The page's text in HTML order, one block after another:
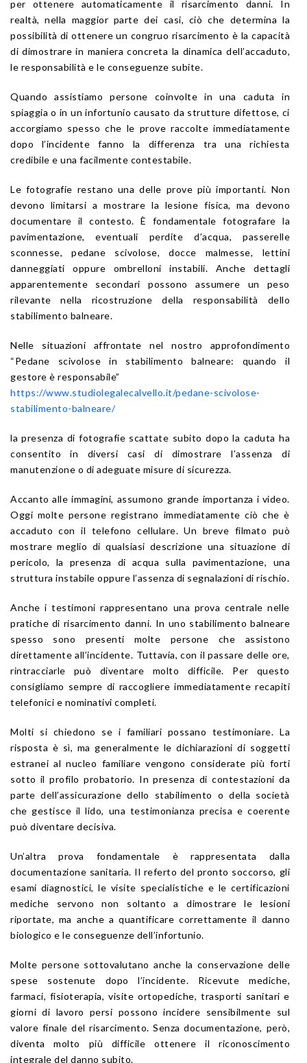
per ottenere automaticamente il risarcimento danni. In
realtà, nella maggior parte dei casi, ciò che determina la
possibilità di ottenere un congruo risarcimento è la capacità
di dimostrare in maniera concreta la dinamica dell’accaduto,
le responsabilità e le conseguenze subite.
Quando assistiamo persone coinvolte in una caduta in
spiaggia o in un infortunio causato da strutture difettose, ci
accorgiamo spesso che le prove raccolte immediatamente
dopo l’incidente fanno la differenza tra una richiesta
credibile e una facilmente contestabile.
Le fotografie restano una delle prove più importanti. Non
devono limitarsi a mostrare la lesione fisica, ma devono
documentare il contesto. È fondamentale fotografare la
pavimentazione, eventuali perdite d’acqua, passerelle
sconnesse, pedane scivolose, docce malmesse, lettini
danneggiati oppure ombrelloni instabili. Anche dettagli
apparentemente secondari possono assumere un peso
rilevante nella ricostruzione della responsabilità dello
stabilimento balneare.
Nelle situazioni affrontate nel nostro approfondimento
“Pedane scivolose in stabilimento balneare: quando il
gestore è responsabile”
https://www.studiolegalecalvello.it/pedane-scivolose-
stabilimento-balneare/
la presenza di fotografie scattate subito dopo la caduta ha
consentito in diversi casi di dimostrare l’assenza di
manutenzione o di adeguate misure di sicurezza.
Accanto alle immagini, assumono grande importanza i video.
Oggi molte persone registrano immediatamente ciò che è
accaduto con il telefono cellulare. Un breve filmato può
mostrare meglio di qualsiasi descrizione una situazione di
pericolo, la presenza di acqua sulla pavimentazione, una
struttura instabile oppure l’assenza di segnalazioni di rischio.
Anche i testimoni rappresentano una prova centrale nelle
pratiche di risarcimento danni. In uno stabilimento balneare
spesso sono presenti molte persone che assistono
direttamente all’incidente. Tuttavia, con il passare delle ore,
rintracciarle può diventare molto difficile. Per questo
consigliamo sempre di raccogliere immediatamente recapiti
telefonici e nominativi completi.
Molti si chiedono se i familiari possano testimoniare. La
risposta è sì, ma generalmente le dichiarazioni di soggetti
estranei al nucleo familiare vengono considerate più forti
sotto il profilo probatorio. In presenza di contestazioni da
parte dell’assicurazione dello stabilimento o della società
che gestisce il lido, una testimonianza precisa e coerente
può diventare decisiva.
Un’altra prova fondamentale è rappresentata dalla
documentazione sanitaria. Il referto del pronto soccorso, gli
esami diagnostici, le visite specialistiche e le certificazioni
mediche servono non soltanto a dimostrare le lesioni
riportate, ma anche a quantificare correttamente il danno
biologico e le conseguenze dell’infortunio.
Molte persone sottovalutano anche la conservazione delle
spese sostenute dopo l’incidente. Ricevute mediche,
farmaci, fisioterapia, visite ortopediche, trasporti sanitari e
giorni di lavoro persi possono incidere sensibilmente sul
valore finale del risarcimento. Senza documentazione, però,
diventa molto più difficile ottenere il riconoscimento
integrale del danno subito.